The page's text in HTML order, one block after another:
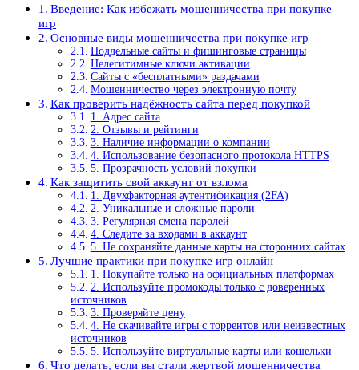
Введение: Как избежать мошенничества при покупке
игр
Основные виды мошенничества при покупке игр
Поддельные сайты и фишинговые страницы
Нелегитимные ключи активации
Сайты с «бесплатными» раздачами
Мошенничество через электронную почту
Как проверить надёжность сайта перед покупкой
1. Адрес сайта
2. Отзывы и рейтинги
3. Наличие информации о компании
4. Использование безопасного протокола HTTPS
5. Прозрачность условий покупки
Как защитить свой аккаунт от взлома
1. Двухфакторная аутентификация (2FA)
2. Уникальные и сложные пароли
3. Регулярная смена паролей
4. Следите за входами в аккаунт
5. Не сохраняйте данные карты на сторонних сайтах
Лучшие практики при покупке игр онлайн
1. Покупайте только на официальных платформах
2. Используйте промокоды только с доверенных
источников
3. Проверяйте цену
4. Не скачивайте игры с торрентов или неизвестных
источников
5. Используйте виртуальные карты или кошельки
Что делать, если вы стали жертвой мошенничества